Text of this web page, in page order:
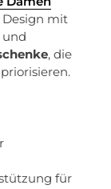
mit
und
, die
für